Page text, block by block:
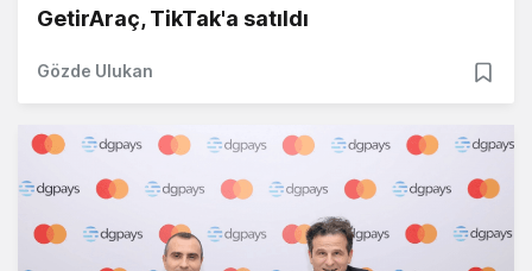
GetirAraç, TikTak'a satıldı
Gözde Ulukan